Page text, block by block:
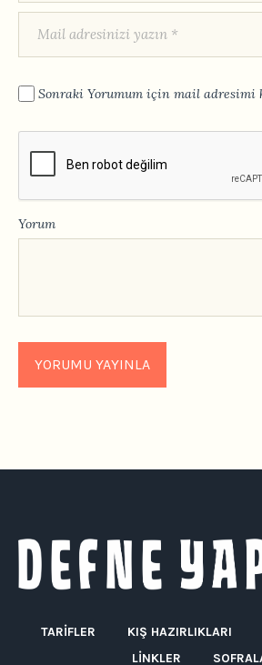
Sonraki Yorumum için mail adresimi
Yorum
TARIFLER KIŞ HAZIRLIKLARI
LINKLER